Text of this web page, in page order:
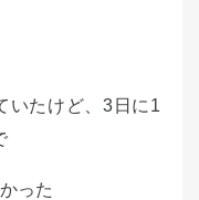
いたけど、3日に1
った